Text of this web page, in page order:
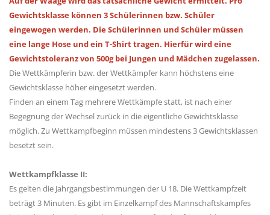
Gewichtsklasse können 3 Schülerinnen bzw. Schüler
eingewogen werden. Die Schülerinnen und Schüler müssen
eine lange Hose und ein T-Shirt tragen. Hierfür wird eine
Gewichtstoleranz von 500g bei Jungen und Mädchen zugelassen.
Die Wettkämpferin bzw. der Wettkämpfer kann höchstens eine
Gewichtsklasse höher eingesetzt werden.
Finden an einem Tag mehrere Wettkämpfe statt, ist nach einer
Begegnung der Wechsel zurück in die eigentliche Gewichtsklasse
möglich. Zu Wettkampfbeginn müssen mindestens 3 Gewichtsklassen
besetzt sein.
Wettkampfklasse II:
Es gelten die Jahrgangsbestimmungen der U 18. Die Wettkampfzeit
beträgt 3 Minuten. Es gibt im Einzelkampf des Mannschaftskampfes